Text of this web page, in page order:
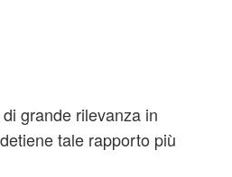
grande rilevanza in
tale rapporto più